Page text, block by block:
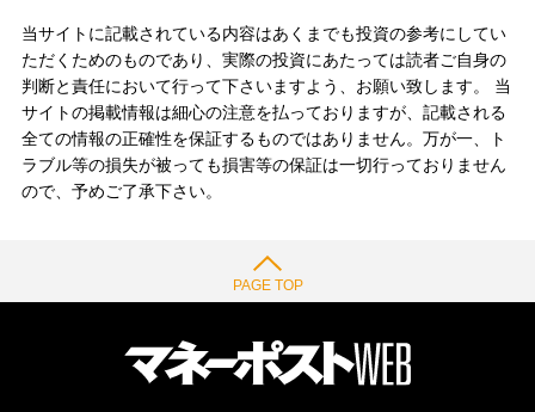
当サイトに記載されている内容はあくまでも投資の参考にしてい
ただくためのものであり、実際の投資にあたっては読者ご自身の
判断と責任において行って下さいますよう、お願い致します。 当
サイトの掲載情報は細心の注意を払っておりますが、記載される
全ての情報の正確性を保証するものではありません。万が一、ト
ラブル等の損失が被っても損害等の保証は一切行っておりません
ので、予めご了承下さい。
PAGE TOP